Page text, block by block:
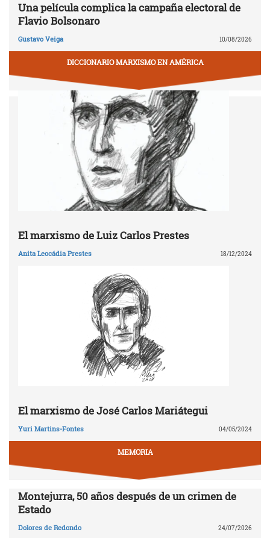
Una película complica la campaña electoral de
Flavio Bolsonaro
Gustavo Veiga 10/08/2026
DICCIONARIO MARXISMO EN AMÉRICA
El marxismo de Luiz Carlos Prestes
Anita Leocádia Prestes 18/12/2024
El marxismo de José Carlos Mariátegui
Yuri Martins-Fontes 04/05/2024
MEMORIA
Montejurra, 50 años después de un crimen de
Estado
Dolores de Redondo 24/07/2026